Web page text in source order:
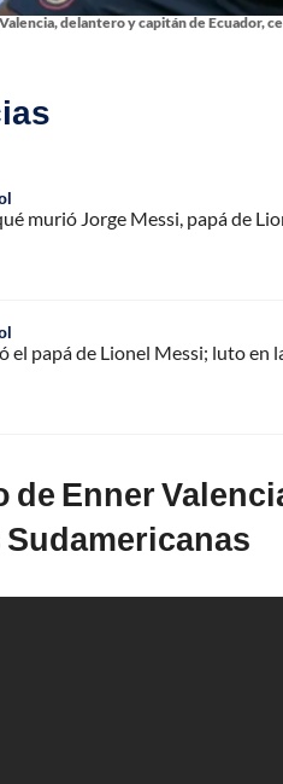
delantero y capitán de Ecuador,
murió Jorge Messi, papá de
el papá de Lionel Messi; luto
de Enner